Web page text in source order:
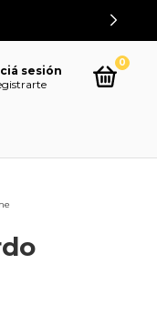
sesión
0